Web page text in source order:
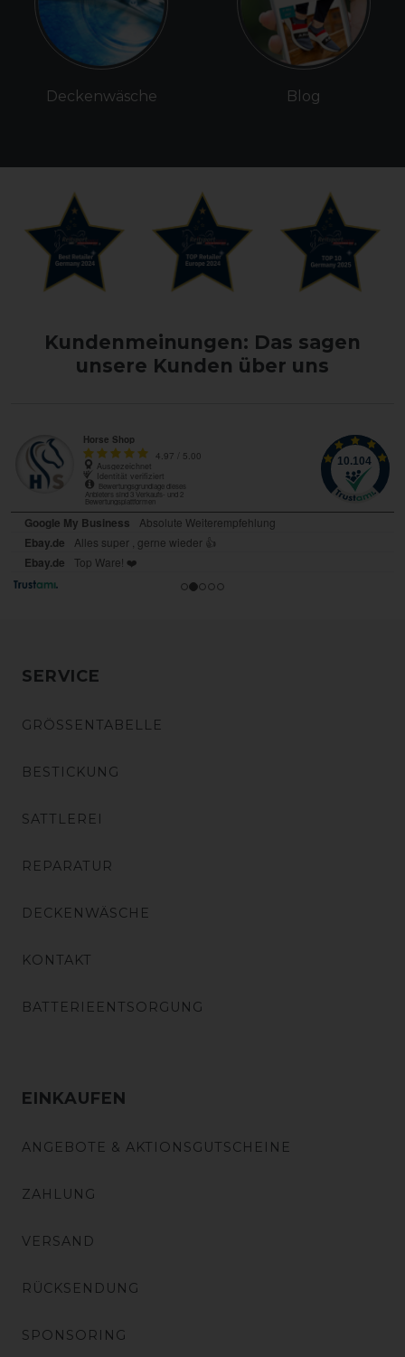
Deckenwäsche Blog
Kundenmeinungen: Das sagen
unsere Kunden über uns
SERVICE
GRÖSSENTABELLE
BESTICKUNG
SATTLEREI
REPARATUR
DECKENWÄSCHE
KONTAKT
BATTERIEENTSORGUNG
EINKAUFEN
ANGEBOTE & AKTIONSGUTSCHEINE
ZAHLUNG
VERSAND
RÜCKSENDUNG
SPONSORING